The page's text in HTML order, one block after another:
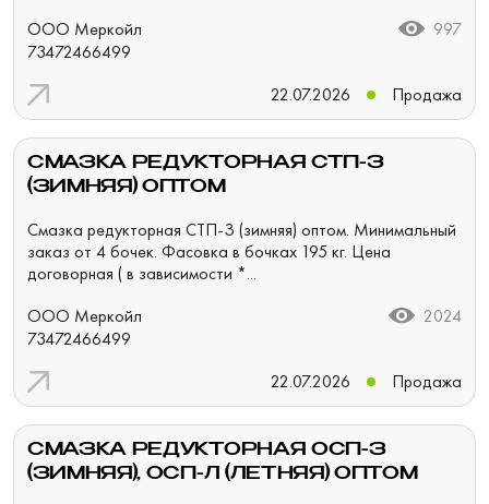
ООО Меркойл
73472466499
997
22.07.2026 Продажа
СМАЗКА РЕДУКТОРНАЯ СТП-З
(ЗИМНЯЯ) ОПТОМ
Смазка редукторная СТП-З (зимняя) оптом. Минимальный
заказ от 4 бочек. Фасовка в бочках 195 кг. Цена
договорная ( в зависимости *...
ООО Меркойл
73472466499
2024
22.07.2026 Продажа
СМАЗКА РЕДУКТОРНАЯ ОСП-З
(ЗИМНЯЯ), ОСП-Л (ЛЕТНЯЯ) ОПТОМ